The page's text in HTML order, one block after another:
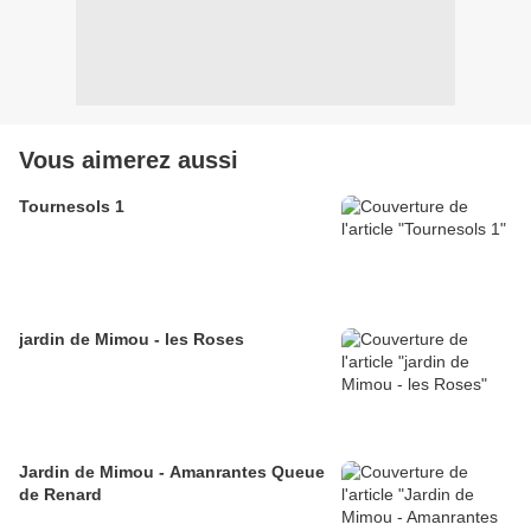
Vous aimerez aussi
Tournesols 1
jardin de Mimou - les Roses
Jardin de Mimou - Amanrantes Queue
de Renard